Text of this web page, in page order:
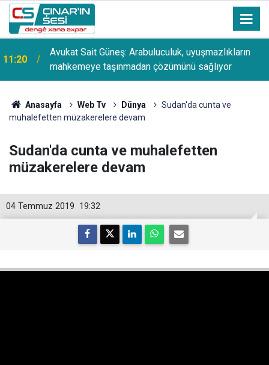
11:20
Avukat Sait Güneş: Arabuluculuk, uyuşmazlıkların
mahkemeye taşınmadan çözümünü sağlıyor
Anasayfa Web Tv Dünya
Sudan'da cunta ve
muhalefetten müzakerelere devam
Sudan'da cunta ve muhalefetten
müzakerelere devam
19:32
04 Temmuz 2019